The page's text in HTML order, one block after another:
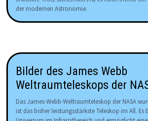
der modernen Astronomie.
Bilder des James Webb
Weltraumteleskops der
Das James-Webb-Weltraumteleskop der NASA
ist das bisher leistungsstärkste Teleskop im All. Es